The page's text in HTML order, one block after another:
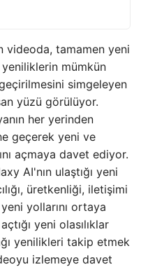
videoda, tamamen yeni
mümkün
simgeleyen
yüzü görülüyor.
her yerinden
geçerek yeni ve
açmaya davet ediyor.
AI'nın ulaştığı yeni
üretkenliği, iletişimi
yollarını ortaya
yeni olasılıklar
yenilikleri takip etmek
izlemeye davet